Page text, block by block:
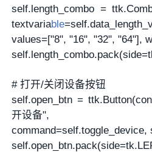
self.length_combo =
textvariable
values=["8", "16", "32", "64"],
# 打开/关闭设备按钮
self.open_btn =
开设备",
command=self.toggle_device,